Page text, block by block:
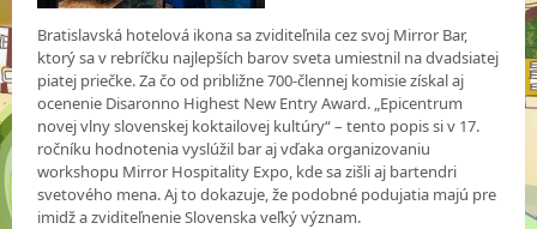
Bratislavská hotelová ikona sa zviditeľnila cez svoj Mirror Bar,
ktorý sa v rebríčku najlepších barov sveta umiestnil na dvadsiatej
piatej priečke. Za čo od približne 700-člennej komisie získal aj
ocenenie Disaronno Highest New Entry Award. „Epicentrum
novej vlny slovenskej koktailovej kultúry“ – tento popis si v 17.
ročníku hodnotenia vyslúžil bar aj vďaka organizovaniu
workshopu Mirror Hospitality Expo, kde sa zišli aj bartendri
svetového mena. Aj to dokazuje, že podobné podujatia majú pre
imidž a zviditeľnenie Slovenska veľký význam.